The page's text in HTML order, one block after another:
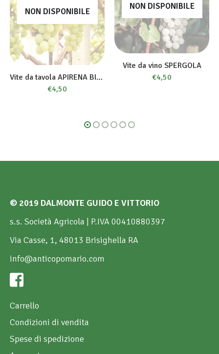
NON DISPONIBILE
Vite da tavola APIRENA BIANCA PRECOCE
€4,50
NON DISPONIBILE
Vite da vino SPERGOLA
€4,50
© 2019 DALMONTE GUIDO E VITTORIO
s.s. Società Agricola | P.IVA 00410880397
Via Casse, 1, 48013 Brisighella RA
info@anticopomario.com
Carrello
Condizioni di vendita
Spese di spedizione